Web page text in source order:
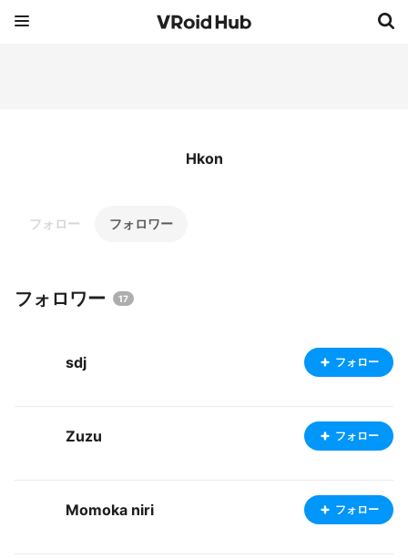
Hkon
フォロー フォロワー
フォロワー 17
sdj フォロー
Zuzu フォロー
Momoka niri フォロー